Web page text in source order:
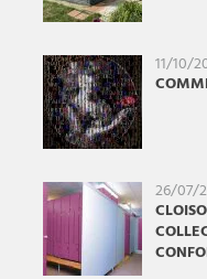
11/10/
26/07/